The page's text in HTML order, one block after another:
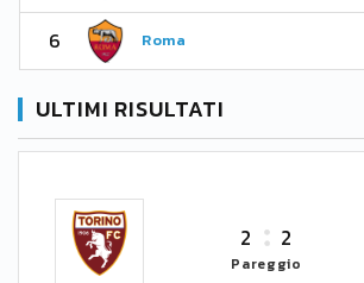
6 Roma
ULTIMI RISULTATI
2 2
Pareggio